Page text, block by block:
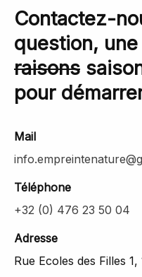
Contactez-
question,
raisons
pour
Mail
Téléphone
+32 (0) 476 23 50 04
Adresse
Rue Ecoles des Filles